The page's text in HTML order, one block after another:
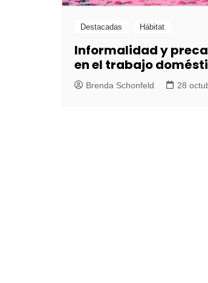
Destacadas Hábitat
Informalidad y
en el trabajo
Brenda Schonfeld 28